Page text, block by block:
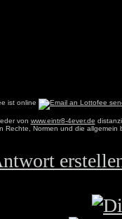
von www.eintr8-4ever.de
Rechte, Normen und die